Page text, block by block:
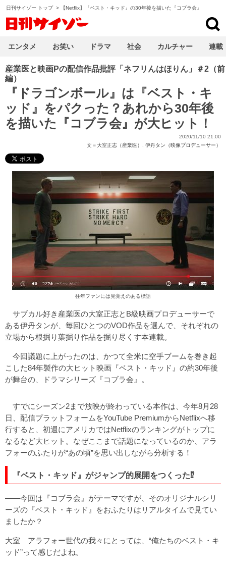
日刊サイゾー トップ > 【Netflix】『ベスト・キッド』の30年後を描いた『コブラ会』
産業医と映画Pの配信作品批評「ネフリんはほりん」＃2（前
編）
『ドラゴンボール』は『ベスト・キ
ッド』をパクった？あれから30年後
を描いた『コブラ会』が大ヒット！
2020/11/10 21:00
文＝大室正志（産業医） 伊丹タン（映像プロデューサー）
往年ファンには見覚えのある標語
サブカル好き産業医の大室正志とB級映画プロデューサーで
ある伊丹タンが、毎回ひとつのVOD作品を選んで、それぞれの
立場から根掘り葉掘り作品を掘り尽くす本連載。
今回議題に上がったのは、かつて全米に空手ブームを巻き起
こした84年製作の大ヒット映画『ベスト・キッド』の約30年後
が舞台の、ドラマシリーズ『コブラ会』。
すでにシーズン2まで放映が終わっている本作は、今年8月28
日、配信プラットフォームをYouTube PremiumからNetflixへ移
行すると、初週にアメリカではNetflixのランキングがトップに
なるなど大ヒット。なぜここまで話題になっているのか、アラ
フォーのふたりが“あの頃”を思い出しながら分析する！
『ベスト・キッド』がジャンプ的展開をつくった⁉
――今回は『コブラ会』がテーマですが、そのオリジナルシリ
ーズの『ベスト・キッド』をおふたりはリアルタイムで見てい
ましたか？
大室 アラフォー世代の我々にとっては、“俺たちのベスト・キ
ッド”って感じだよね。
エンタメ お笑い ドラマ 社会 カルチャー 連載